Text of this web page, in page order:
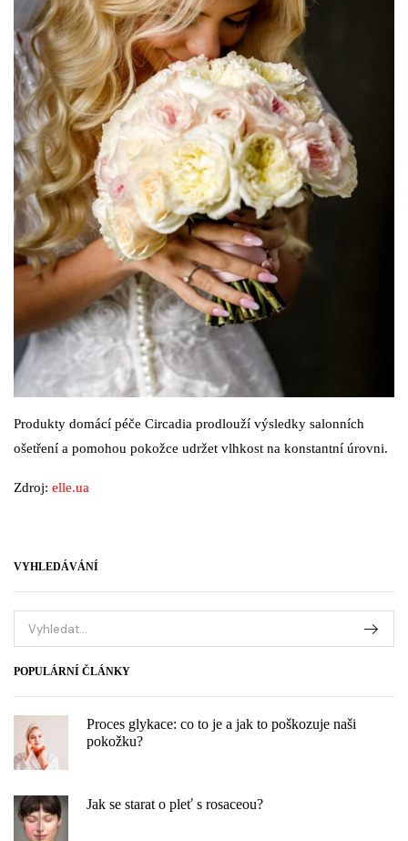
Produkty domácí péče Circadia prodlouží výsledky salonních
ošetření a pomohou pokožce udržet vlhkost na konstantní úrovni.
Zdroj: elle.ua
VYHLEDÁVÁNÍ
POPULÁRNÍ ČLÁNKY
Proces glykace: co to je a jak to poškozuje naši
pokožku?
Jak se starat o pleť s rosaceou?